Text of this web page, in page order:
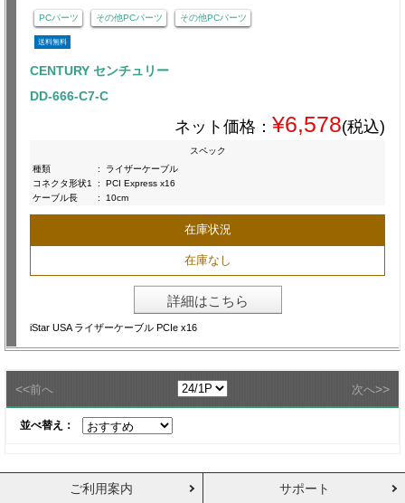
PCパーツ その他PCパーツ その他PCパーツ
送料無料
CENTURY センチュリー
DD-666-C7-C
ネット価格： ¥6,578(税込)
スペック
種類
:
ライザーケーブル
コネクタ形状1
:
PCI Express x16
ケーブル長
: 10cm
在庫状況
在庫なし
詳細はこちら
iStar USA ライザーケーブル PCIe x16
<<前へ 次へ>>
並べ替え：
ご利用案内 サポート